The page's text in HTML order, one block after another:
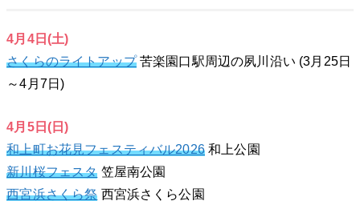
4月4日(土)
さくらのライトアップ苦楽園口駅周辺の夙川沿い (3月25日
～4月7日)
4月5日(日)
和上町お花見フェスティバル2026和上公園
新川桜フェスタ 笠屋南公園
西宮浜さくら祭 西宮浜さくら公園